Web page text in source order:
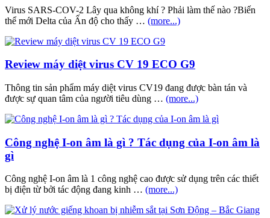
Virus SARS-COV-2 Lây qua không khí ? Phải làm thế nào ?Biến
thể mới Delta của Ấn độ cho thấy … (more...)
Review máy diệt virus CV 19 ECO G9
Thông tin sản phẩm máy diệt virus CV19 đang được bàn tán và
được sự quan tâm của người tiêu dùng … (more...)
Công nghệ I-on âm là gì ? Tác dụng của I-on âm là
gì
Công nghệ I-on âm là 1 công nghệ cao được sử dụng trên các thiết
bị điện từ bởi tác động đang kinh … (more...)